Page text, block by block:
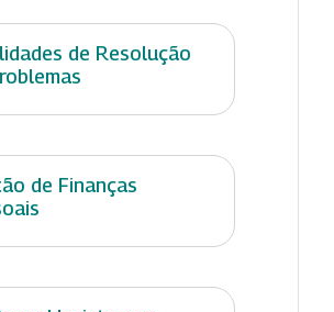
de Resolução
de Finanças